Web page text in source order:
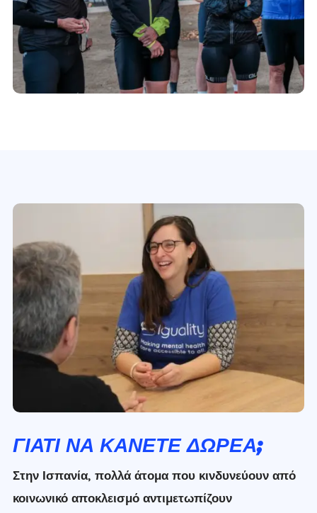
ΓΙΑΤΙ ΝΑ ΚΑΝΕΤΕ ΔΩΡΕΑ;
Στην Ισπανία, πολλά άτομα που κινδυνεύουν από
κοινωνικό αποκλεισμό αντιμετωπίζουν